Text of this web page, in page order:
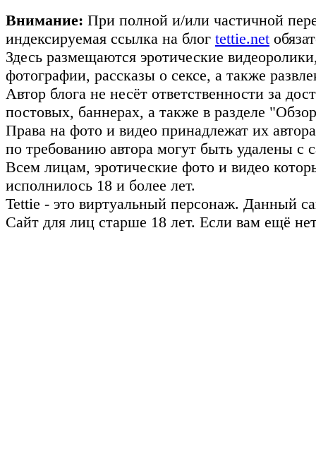
Внимание: При полной и/или частичной
индексируемая ссылка на блог tettie.net
Здесь размещаются эротические
фотографии, рассказы о сексе, а также
Автор блога не несёт ответственности за
постовых, баннерах, а также в разделе
Права на фото и видео принадлежат их
по требованию автора могут быть удалены с
Всем лицам, эротические фото и видео
исполнилось 18 и более лет.
Tettie - это виртуальный персонаж. Данный
Сайт для лиц старше 18 лет. Если вам ещё